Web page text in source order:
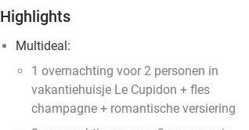
Highlights
Multideal:
1 overnachting voor 2 personen in
vakantiehuisje Le Cupidon + fles
champagne + romantische versiering